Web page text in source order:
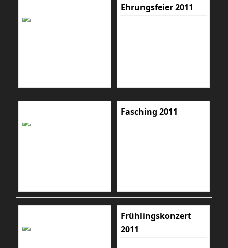
Ehrungsfeier 2011
Fasching 2011
Frühlingskonzert
2011